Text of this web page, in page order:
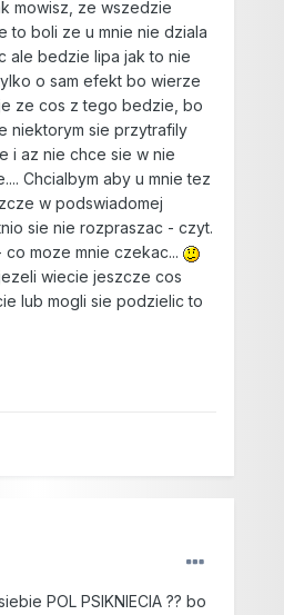
mowisz, ze wszedzie
to boli ze u mnie nie dziala
ale bedzie lipa jak to nie
o sam efekt bo wierze
ze cos z tego bedzie, bo
niektorym sie przytrafily
i az nie chce sie w nie
Chcialbym aby u mnie tez
w podswiadomej
sie nie rozpraszac - czyt.
moze mnie czekac...
wiecie jeszcze cos
lub mogli sie podzielic to
POL PSIKNIECIA ?? bo